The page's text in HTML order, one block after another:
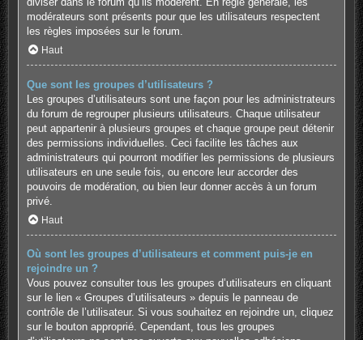
modérateurs sont présents pour que les utilisateurs respectent
les règles imposées sur le forum.
Haut
Que sont les groupes d’utilisateurs ?
Les groupes d’utilisateurs sont une façon pour les administrateurs
du forum de regrouper plusieurs utilisateurs. Chaque utilisateur
peut appartenir à plusieurs groupes et chaque groupe peut détenir
des permissions individuelles. Ceci facilite les tâches aux
administrateurs qui pourront modifier les permissions de plusieurs
utilisateurs en une seule fois, ou encore leur accorder des
pouvoirs de modération, ou bien leur donner accès à un forum
privé.
Haut
Où sont les groupes d’utilisateurs et comment puis-je en
rejoindre un ?
Vous pouvez consulter tous les groupes d’utilisateurs en cliquant
sur le lien « Groupes d’utilisateurs » depuis le panneau de
contrôle de l’utilisateur. Si vous souhaitez en rejoindre un, cliquez
sur le bouton approprié. Cependant, tous les groupes